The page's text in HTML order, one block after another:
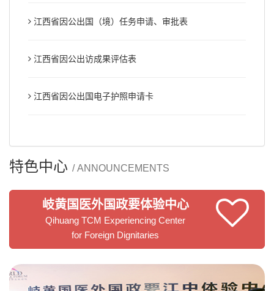
江西省因公出国（境）任务申请、审批表
江西省因公出访成果评估表
江西省因公出国电子护照申请卡
特色中心 / ANNOUNCEMENTS
岐黄国医外国政要体验中心
Qihuang TCM Experiencing Center
for Foreign Dignitaries